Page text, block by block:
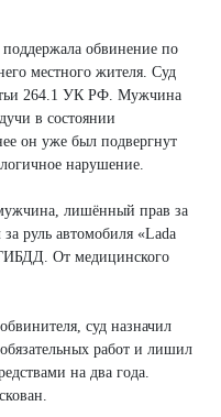
обвинение по
местного жителя. Суд
264.1 УК РФ. Мужчина
в состоянии
он уже был подвергнут
нарушение.
лишённый прав за
руль автомобиля «Lada
От медицинского
суд назначил
работ и лишил
на два года.